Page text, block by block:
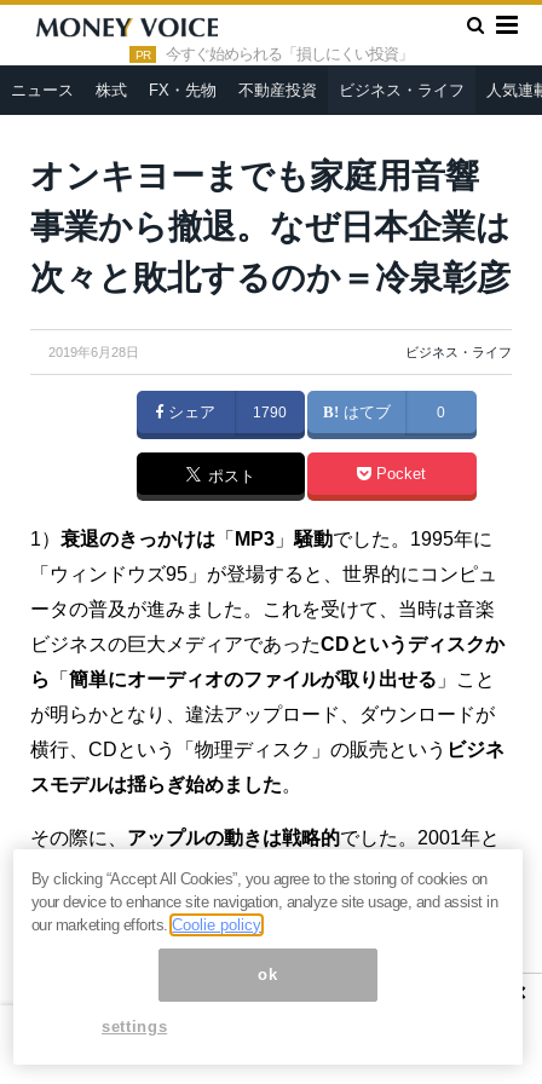
PR 今すぐ始められる「損しにくい投資」
ニュース 株式 FX・先物 不動産投資 ビジネス・ライフ 人気連
HOME » ビジネス・ライフ
オンキヨーまでも家庭用音響事業
から撤退。なぜ日本企業は次々と敗北するのか＝冷泉彰彦
オンキヨーまでも家庭用音響
事業から撤退。なぜ日本企業は
次々と敗北するのか＝冷泉彰彦
2019年6月28日 ビジネス・ライフ
シェア 1790 はてブ 0
ポスト Pocket
1） 衰退のきっかけは 「 MP3 」 騒動でした。1995年に
「ウィンドウズ95」が登場すると、世界的にコンピュ
ータの普及が進みました。これを受けて、当時は音楽
ビジネスの巨大メディアであったCDというディスクか
ら
「 簡単にオーディオのファイルが取り出せる 」こと
が明らかとなり、違法アップロード、ダウンロードが
横行、CDという「物理ディスク」の販売という ビジネ
スモデルは揺らぎ始めました。
その際に、 アップルの動きは戦略的でした。2001年と
いうタイミングで、「iPod」を発売、これは違法ダウ
ンロードが横行しているという環境に、高機能な再生
を投入することで「
を立ち上げようというものでし
アップルは、結局は2010年代の後半になって、
×
By clicking “Accept All Cookies”, you agree to the storing of cookies on
your device to enhance site navigation, analyze site usage, and assist in
our marketing efforts.Coolie policy
ok
settings